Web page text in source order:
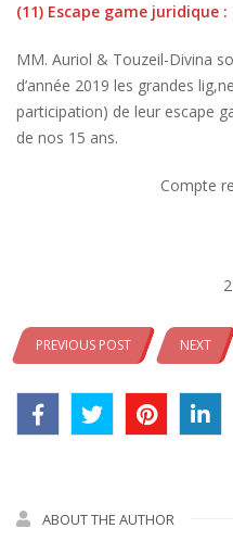
(11) Escape game juridique :
MM. Auriol & Touzeil-Divina
d’année 2019 les grandes
participation) de leur escape
de nos 15 ans.
Compte
PREVIOUS POST NEXT
ABOUT THE AUTHOR